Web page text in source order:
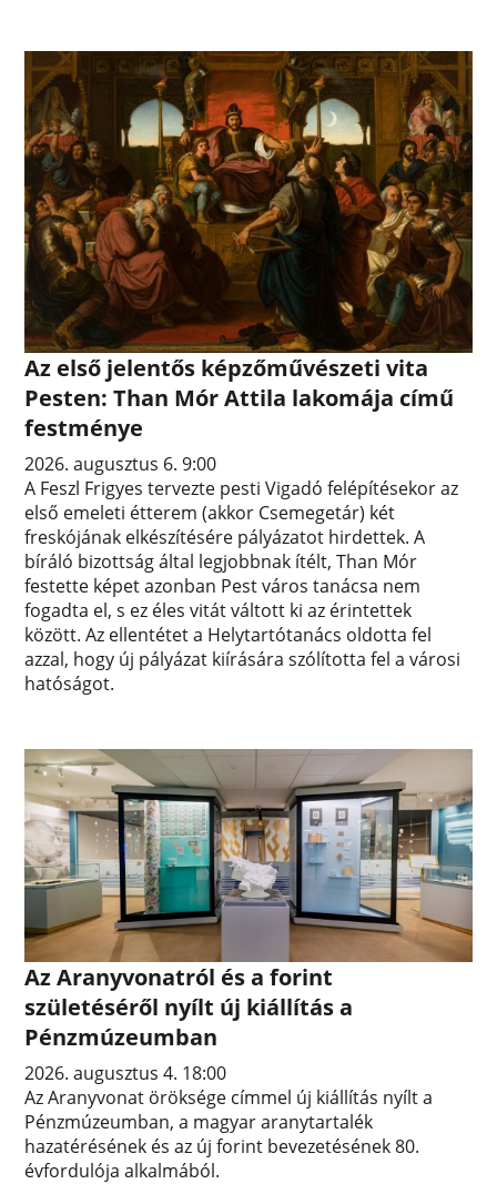
Az első jelentős képzőművészeti vita
Pesten: Than Mór Attila lakomája című
festménye
2026. augusztus 6. 9:00
A Feszl Frigyes tervezte pesti Vigadó felépítésekor az
első emeleti étterem (akkor Csemegetár) két
freskójának elkészítésére pályázatot hirdettek. A
bíráló bizottság által legjobbnak ítélt, Than Mór
festette képet azonban Pest város tanácsa nem
fogadta el, s ez éles vitát váltott ki az érintettek
között. Az ellentétet a Helytartótanács oldotta fel
azzal, hogy új pályázat kiírására szólította fel a városi
hatóságot.
Az Aranyvonatról és a forint
születéséről nyílt új kiállítás a
Pénzmúzeumban
2026. augusztus 4. 18:00
Az Aranyvonat öröksége címmel új kiállítás nyílt a
Pénzmúzeumban, a magyar aranytartalék
hazatérésének és az új forint bevezetésének 80.
évfordulója alkalmából.